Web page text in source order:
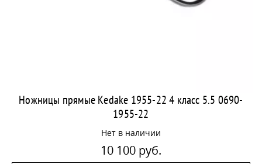
Ножницы прямые Kedake 1955-22 4 класс 5.5 0690-
1955-22
Нет в наличии
10 100 руб.